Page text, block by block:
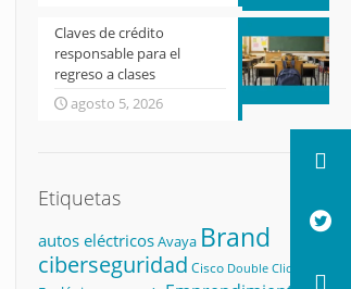
Claves de crédito
responsable para el
regreso a clases
agosto 5, 2026
Etiquetas
autos eléctricosAvaya Brand
ciberseguridad Cisco Double Click